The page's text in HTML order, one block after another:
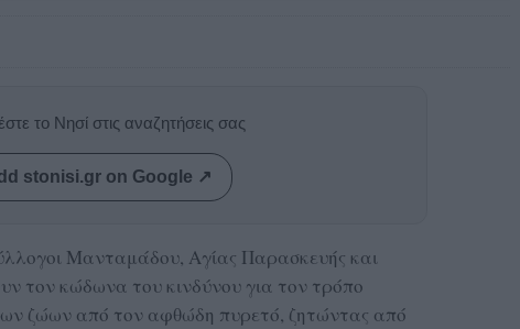
το Νησί στις αναζητήσεις σας
stonisi.gr on Google ↗
Μανταμάδου, Αγίας Παρασκευής και
τον κώδωνα του κινδύνου για τον τρόπο
ζώων από τον αφθώδη πυρετό, ζητώντας από